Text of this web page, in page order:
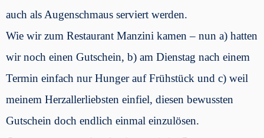
auch als Augenschmaus serviert werden.
Wie wir zum Restaurant Manzini kamen – nun a) hatten
wir noch einen Gutschein, b) am Dienstag nach einem
Termin einfach nur Hunger auf Frühstück und c) weil
meinem Herzallerliebsten einfiel, diesen bewussten
Gutschein doch endlich einmal einzulösen.